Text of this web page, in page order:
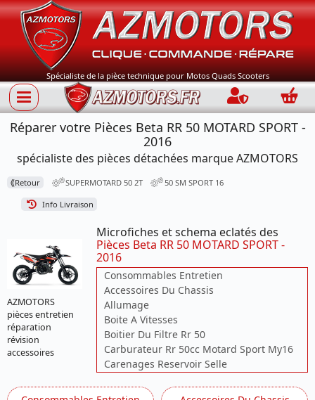
Spécialiste de la pièce technique pour Motos Quads Scooters
Connection
Réparer votre Pièces Beta RR 50 MOTARD SPORT -
2016
spécialiste des pièces détachées marque AZMOTORS
⟪Retour SUPERMOTARD 50 2T 50 SM SPORT 16
Info Livraison
AZMOTORS
pièces entretien
réparation
révision
accessoires
Microfiches et schema eclatés des
Pièces Beta RR 50 MOTARD SPORT -
2016
Consommables Entretien
Accessoires Du Chassis
Allumage
Boite A Vitesses
Boitier Du Filtre Rr 50
Carburateur Rr 50cc Motard Sport My16
Carenages Reservoir Selle
Chassis